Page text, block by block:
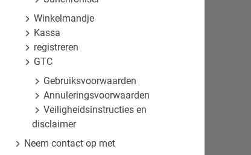
Winkelmandje
Kassa
registreren
GTC
Gebruiksvoorwaarden
Annuleringsvoorwaarden
Veiligheidsinstructies en
disclaimer
Neem contact op met